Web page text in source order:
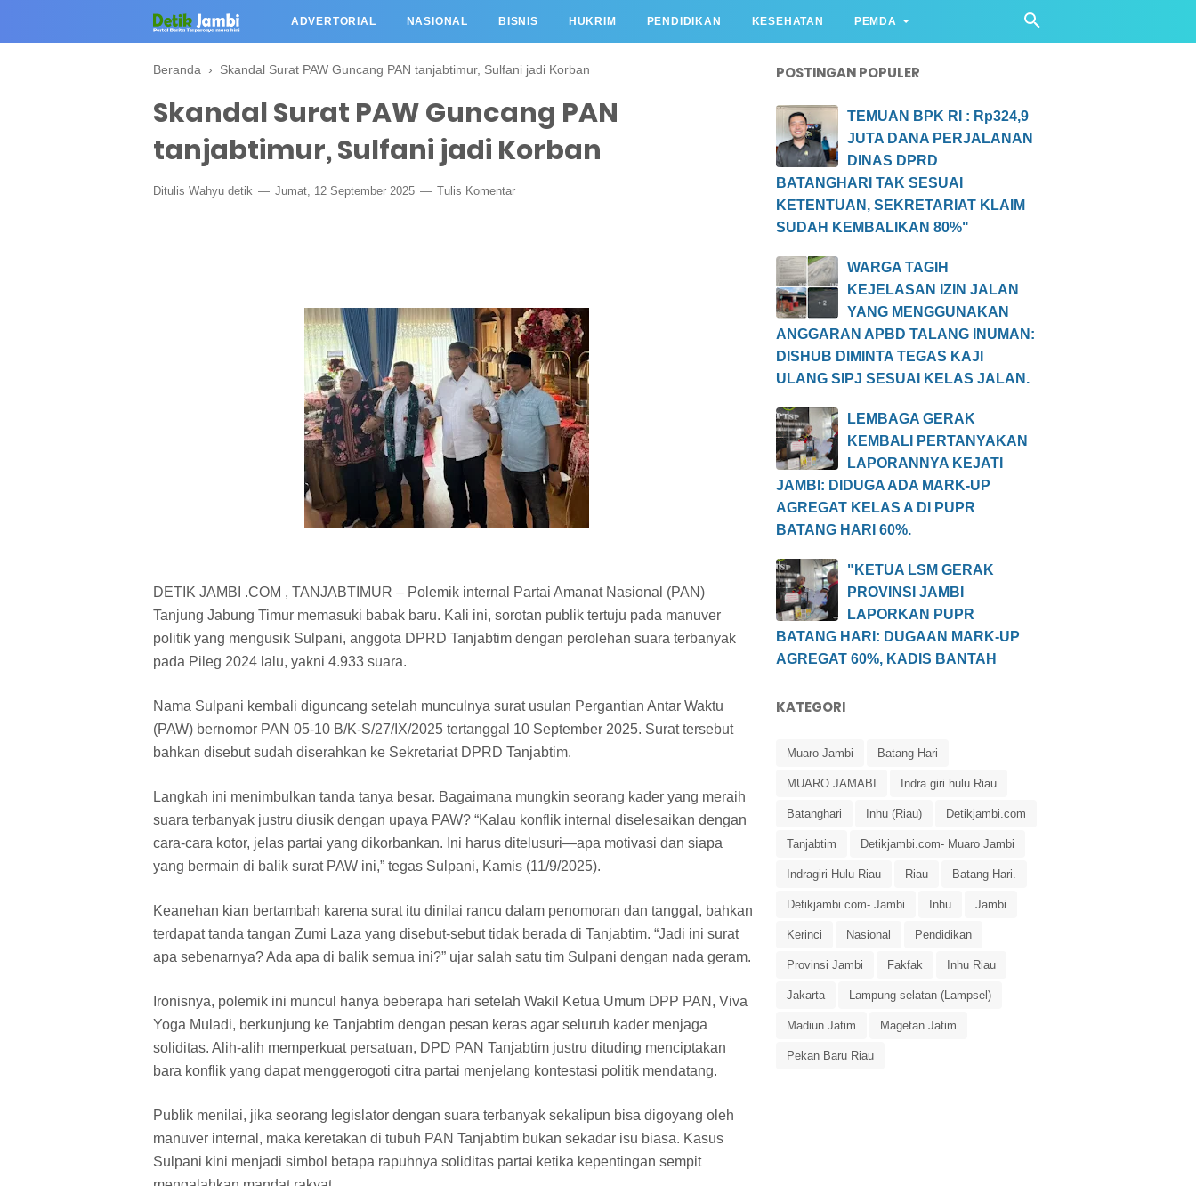
ADVERTORIAL NASIONAL BISNIS HUKRIM PENDIDIKAN KESEHATAN PEMDA
Beranda › Skandal Surat PAW Guncang PAN tanjabtimur, Sulfani jadi Korban
Skandal Surat PAW Guncang PAN
tanjabtimur, Sulfani jadi Korban
Ditulis Wahyu detik Jumat, 12 September 2025 Tulis Komentar
DETIK JAMBI .COM , TANJABTIMUR – Polemik internal Partai Amanat Nasional (PAN)
Tanjung Jabung Timur memasuki babak baru. Kali ini, sorotan publik tertuju pada manuver
politik yang mengusik Sulpani, anggota DPRD Tanjabtim dengan perolehan suara terbanyak
pada Pileg 2024 lalu, yakni 4.933 suara.
Nama Sulpani kembali diguncang setelah munculnya surat usulan Pergantian Antar Waktu
(PAW) bernomor PAN 05-10 B/K-S/27/IX/2025 tertanggal 10 September 2025. Surat tersebut
bahkan disebut sudah diserahkan ke Sekretariat DPRD Tanjabtim.
Langkah ini menimbulkan tanda tanya besar. Bagaimana mungkin seorang kader yang meraih
suara terbanyak justru diusik dengan upaya PAW? “Kalau konflik internal diselesaikan dengan
cara-cara kotor, jelas partai yang dikorbankan. Ini harus ditelusuri—apa motivasi dan siapa
yang bermain di balik surat PAW ini,” tegas Sulpani, Kamis (11/9/2025).
Keanehan kian bertambah karena surat itu dinilai rancu dalam penomoran dan tanggal, bahkan
terdapat tanda tangan Zumi Laza yang disebut-sebut tidak berada di Tanjabtim. “Jadi ini surat
apa sebenarnya? Ada apa di balik semua ini?” ujar salah satu tim Sulpani dengan nada geram.
Ironisnya, polemik ini muncul hanya beberapa hari setelah Wakil Ketua Umum DPP PAN, Viva
Yoga Muladi, berkunjung ke Tanjabtim dengan pesan keras agar seluruh kader menjaga
soliditas. Alih-alih memperkuat persatuan, DPD PAN Tanjabtim justru dituding menciptakan
bara konflik yang dapat menggerogoti citra partai menjelang kontestasi politik mendatang.
Publik menilai, jika seorang legislator dengan suara terbanyak sekalipun bisa digoyang oleh
manuver internal, maka keretakan di tubuh PAN Tanjabtim bukan sekadar isu biasa. Kasus
Sulpani kini menjadi simbol betapa rapuhnya soliditas partai ketika kepentingan sempit
POSTINGAN POPULER
TEMUAN BPK RI : Rp324,9
JUTA DANA PERJALANAN
DINAS DPRD
BATANGHARI TAK SESUAI
KETENTUAN, SEKRETARIAT KLAIM
SUDAH KEMBALIKAN 80%"
WARGA TAGIH
KEJELASAN IZIN JALAN
YANG MENGGUNAKAN
ANGGARAN APBD TALANG INUMAN:
DISHUB DIMINTA TEGAS KAJI
ULANG SIPJ SESUAI KELAS JALAN.
LEMBAGA GERAK
KEMBALI PERTANYAKAN
LAPORANNYA KEJATI
JAMBI: DIDUGA ADA MARK-UP
AGREGAT KELAS A DI PUPR
BATANG HARI 60%.
"KETUA LSM GERAK
PROVINSI JAMBI
LAPORKAN PUPR
BATANG HARI: DUGAAN MARK-UP
AGREGAT 60%, KADIS BANTAH
KATEGORI
Muaro Jambi Batang Hari
MUARO JAMABI Indra giri hulu Riau
Batanghari Inhu (Riau) Detikjambi.com
Tanjabtim Detikjambi.com- Muaro Jambi
Indragiri Hulu Riau Riau Batang Hari.
Detikjambi.com- Jambi Inhu Jambi
Kerinci Nasional Pendidikan
Provinsi Jambi Fakfak Inhu Riau
Jakarta Lampung selatan (Lampsel)
Madiun Jatim Magetan Jatim
Pekan Baru Riau